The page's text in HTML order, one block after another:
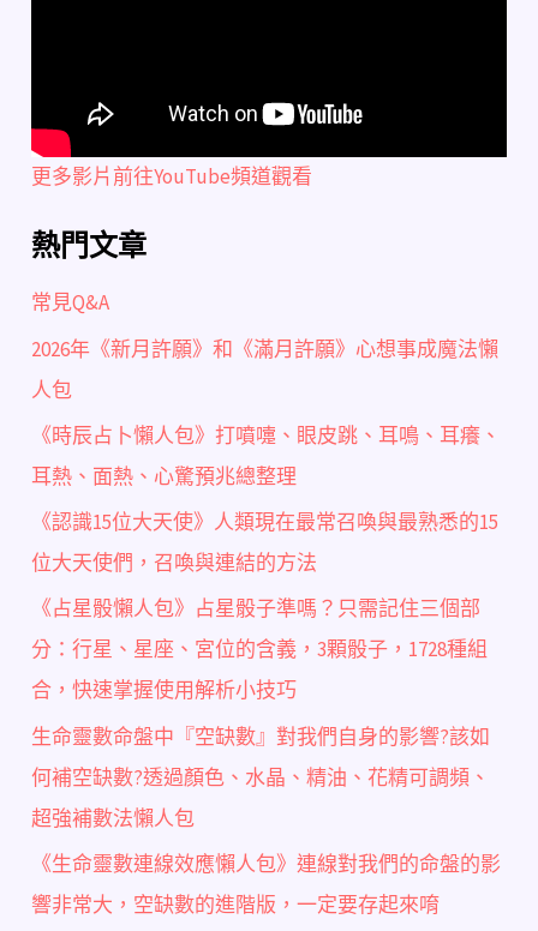
更多影片前往YouTube頻道觀看
熱門文章
常見Q&A
2026年《新月許願》和《滿月許願》心想事成魔法懶
人包
《時辰占卜懶人包》打噴嚏、眼皮跳、耳鳴、耳癢、
耳熱、面熱、心驚預兆總整理
《認識15位大天使》人類現在最常召喚與最熟悉的15
位大天使們，召喚與連結的方法
《占星骰懶人包》占星骰子準嗎？只需記住三個部
分：行星、星座、宮位的含義，3顆骰子，1728種組
合，快速掌握使用解析小技巧
生命靈數命盤中『空缺數』對我們自身的影響?該如
何補空缺數?透過顏色、水晶、精油、花精可調頻、
超強補數法懶人包
《生命靈數連線效應懶人包》連線對我們的命盤的影
響非常大，空缺數的進階版，一定要存起來唷